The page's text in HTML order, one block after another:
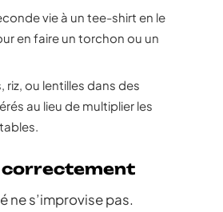
vie à un tee-shirt en le
en faire un torchon ou un
riz, ou lentilles dans des
au lieu de multiplier les
correctement
ne s’improvise pas.